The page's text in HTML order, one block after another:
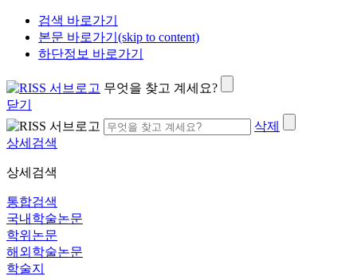
검색 바로가기
본문 바로가기(skip to content)
하단정보 바로가기
무엇을 찾고 계세요?
닫기
삭제
상세검색
상세검색
통합검색
국내학술논문
학위논문
해외학술논문
학술지